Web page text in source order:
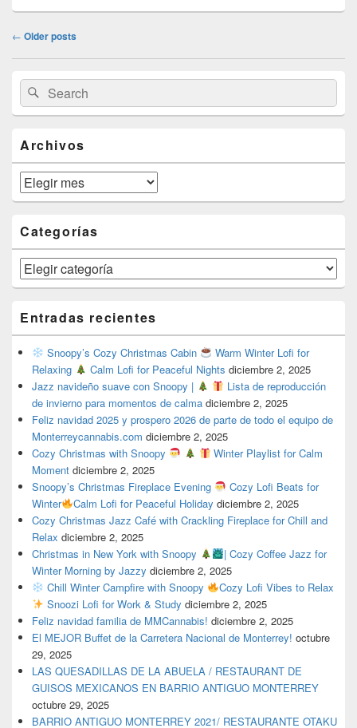
Post
← Older posts
Primary
Sidebar
Widget
Area
Search
for:
Search
Archivos
Archivos
Categorías
Categorías
Entradas recientes
Snoopy’s Cozy Christmas Cabin
Warm Winter Lofi for
Relaxing
Calm Lofi for Peaceful Nights diciembre 2, 2025
Jazz navideño suave con Snoopy |
Lista de reproducción
de invierno para momentos de calma diciembre 2, 2025
Feliz navidad 2025 y prospero 2026 de parte de todo el equipo de
Monterreycannabis.com diciembre 2, 2025
Cozy Christmas with Snoopy
Winter Playlist for Calm
Moment diciembre 2, 2025
Snoopy’s Christmas Fireplace Evening
Cozy Lofi Beats for
Winter
Calm Lofi for Peaceful Holiday diciembre 2, 2025
Cozy Christmas Jazz Café with Crackling Fireplace for Chill and
Relax diciembre 2, 2025
Christmas in New York with Snoopy
| Cozy Coffee Jazz for
Winter Morning by Jazzy diciembre 2, 2025
Chill Winter Campfire with Snoopy
Cozy Lofi Vibes to Relax
Snoozi Lofi for Work & Study diciembre 2, 2025
Feliz navidad familia de MMCannabis! diciembre 2, 2025
El MEJOR Buffet de la Carretera Nacional de Monterrey! octubre
29, 2025
LAS QUESADILLAS DE LA ABUELA / RESTAURANT DE
GUISOS MEXICANOS EN BARRIO ANTIGUO MONTERREY
octubre 29, 2025
BARRIO ANTIGUO MONTERREY 2021/ RESTAURANTE OTAKU